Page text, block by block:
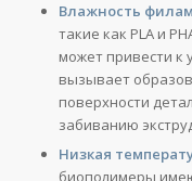
Влажность
такие как PLA и
может привести к
вызывает
поверхности
забиванию
Низкая
биополимеры